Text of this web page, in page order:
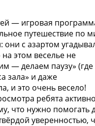
— игровая
путешествие по
с азартом
этом веселье не
— делаем паузу» (где
зала» и даже
и это очень весело!
ребята активно
что нужно помогать
уверенностью,